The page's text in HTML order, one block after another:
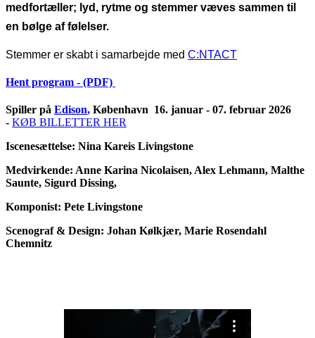
medfortæller; lyd, rytme og stemmer væves sammen til
en bølge af følelser.
Stemmer er skabt i samarbejde med C:NTACT
Hent program - (PDF)
Spiller på Edison, København 16. januar - 07. februar 2026
- KØB BILLETTER HER
Iscenesættelse: Nina Kareis Livingstone
Medvirkende: Anne Karina Nicolaisen, Alex Lehmann, Malthe
Saunte, Sigurd Dissing,
Komponist: Pete Livingstone
Scenograf & Design: Johan Kølkjær, Marie Rosendahl
Chemnitz